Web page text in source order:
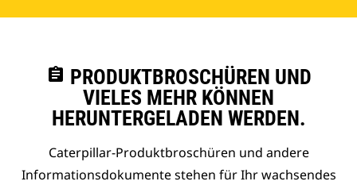
assignment PRODUKTBROSCHÜREN UND
VIELES MEHR KÖNNEN
HERUNTERGELADEN WERDEN.
Caterpillar-Produktbroschüren und andere
Informationsdokumente stehen für Ihr wachsendes